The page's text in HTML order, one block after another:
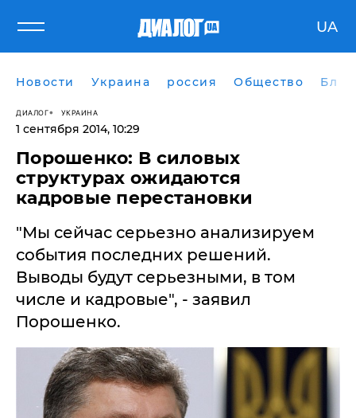
UA
Новости Украина россия Общество
ДИАЛОГ УКРАИНА
1 сентября 2014, 10:29
Порошенко: В силовых
структурах ожидаются
кадровые перестановки
"Мы сейчас серьезно анализируем
события последних решений.
Выводы будут серьезными, в том
числе и кадровые", - заявил
Порошенко.